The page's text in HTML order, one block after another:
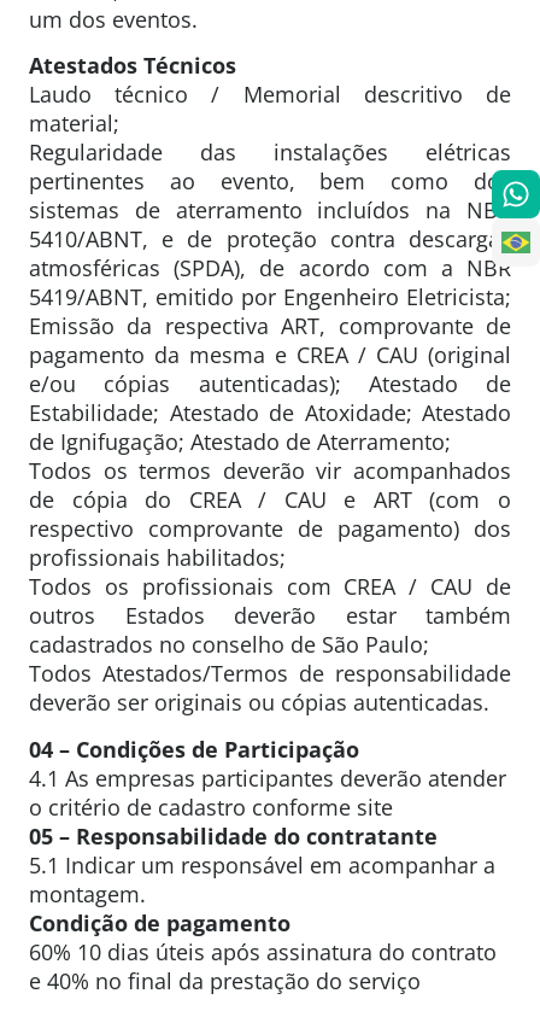
um dos eventos.
Atestados Técnicos
Laudo técnico / Memorial descritivo de
material;
Regularidade das instalações elétricas
pertinentes ao evento, bem como dos
sistemas de aterramento incluídos na NBR
5410/ABNT, e de proteção contra descargas
atmosféricas (SPDA), de acordo com a NBR
5419/ABNT, emitido por Engenheiro Eletricista;
Emissão da respectiva ART, comprovante de
pagamento da mesma e CREA / CAU (original
e/ou cópias autenticadas); Atestado de
Estabilidade; Atestado de Atoxidade; Atestado
de Ignifugação; Atestado de Aterramento;
Todos os termos deverão vir acompanhados
de cópia do CREA / CAU e ART (com o
respectivo comprovante de pagamento) dos
profissionais habilitados;
Todos os profissionais com CREA / CAU de
outros Estados deverão estar também
cadastrados no conselho de São Paulo;
Todos Atestados/Termos de responsabilidade
deverão ser originais ou cópias autenticadas.
04 – Condições de Participação
4.1 As empresas participantes deverão atender
o critério de cadastro conforme site
05 – Responsabilidade do contratante
5.1 Indicar um responsável em acompanhar a
montagem.
Condição de pagamento
60% 10 dias úteis após assinatura do contrato
e 40% no final da prestação do serviço